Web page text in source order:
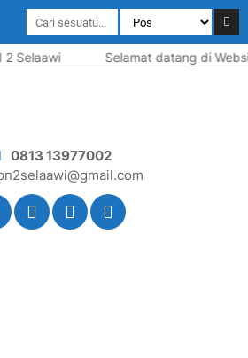
Selamat datang di Website
0813 13977002